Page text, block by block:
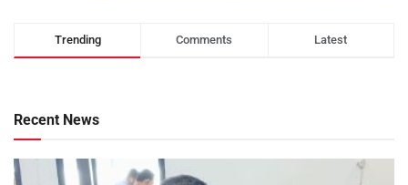
Trending Comments Latest
Recent News